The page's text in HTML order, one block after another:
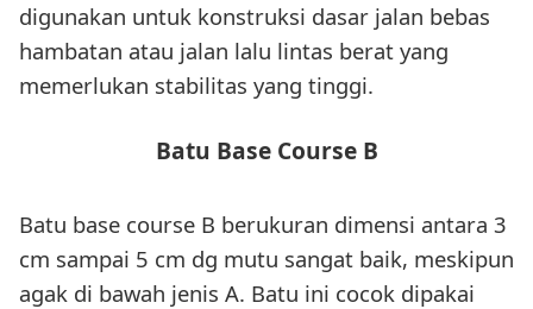
digunakan untuk konstruksi dasar jalan bebas
hambatan atau jalan lalu lintas berat yang
memerlukan stabilitas yang tinggi.
Batu Base Course B
Batu base course B berukuran dimensi antara 3
cm sampai 5 cm dg mutu sangat baik, meskipun
agak di bawah jenis A. Batu ini cocok dipakai